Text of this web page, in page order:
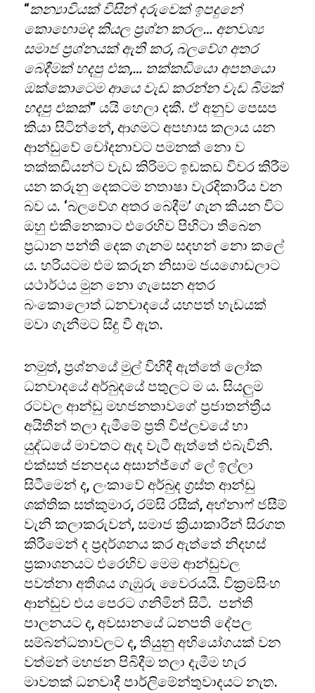
“කන්‍යාවියක් විසින් දරුවෙක් ඉපදුනේ
කොහොමද කියල ප්‍රශ්න කරල… අනවශ්‍ය
සමාජ ප්‍රශ්නයක් ඇති කර, බලවේග අතර
බෙදීමක් හදපු එක,… තක්කඩියො අපතයො
ඔක්කොටෙම ආයෙ වැඩ කරන්න වැඩ බිමක්
හදපු එකක්” යයි හෙලා දකී. ඒ අනුව පෙසප
කියා සිටින්නේ, ආගමට අපහාස කලාය යන
ආන්ඩුවේ චෝදනාවට පමනක් නො ව
තක්කඩියන්ට වැඩ කිරිමට ඉඩකඩ විවර කිරීම
යන කරුනු දෙකටම නතාෂා වැරදිකාරිය වන
බව ය. ‘බලවේග අතර බෙදීම’ ගැන කියන විට
ඔහු එකිනෙකාට එරෙහිව පිහිටා තිබෙන
ප්‍රධාන පන්ති දෙක ගැනම සදහන් නො කලේ
ය. හරියටම එම කරුන නිසාම ජයගොඩලාට
යථාර්ථය මුන නො ගැසෙන අතර
බංකොලොත් ධනවාදයේ යහපත් හැඩයක්
මවා ගැනීමට සිදු වී ඇත.
නමුත්, ප්‍රශ්නයේ මුල් විහිදී ඇත්තේ ලෝක
ධනවාදයේ අර්බුදයේ පතුලට ම ය. සියලුම
රටවල ආන්ඩු මහජනතාවගේ ප්‍රජාතන්ත්‍රීය
අයිතීන් තලා දැමීමේ ප්‍රති විප්ලවයේ හා
යුද්ධයේ මාවතට ඇද වැටී ඇත්තේ එබැවිනි.
එක්සත් ජනපදය අසාන්ජ්ගේ ලේ ඉල්ලා
සිටීමෙන් ද, ලංකාවේ අර්බුද ග්‍රස්ත ආන්ඩු
ශක්තික සත්කුමාර, රම්සි රසීක්, අහ්නාෆ් ජසීම්
වැනි කලාකරුවන්, සමාජ ක්‍රියාකාරීන් සිරගත
කිරීමෙන් ද ප්‍රදර්ශනය කර ඇත්තේ නිදහස්
ප්‍රකාශනයට එරෙහිව මෙම ආන්ඩුවල
පවත්නා අතිශය ගැඹුරු වෛරයයි. වික්‍රමසිංහ
ආන්ඩුව එය පෙරට ගනිමින් සිටී. පන්ති
පාලනයට ද, අවසානයේ ධනපති දේපල
සම්බන්ධතාවලට ද, තියුනු අභියෝගයක් වන
වත්මන් මහජන පිබිදීම තලා දැමීම හැර
මාවතක් ධනවාදී පාර්ලිමේන්තුවාදයට නැත.